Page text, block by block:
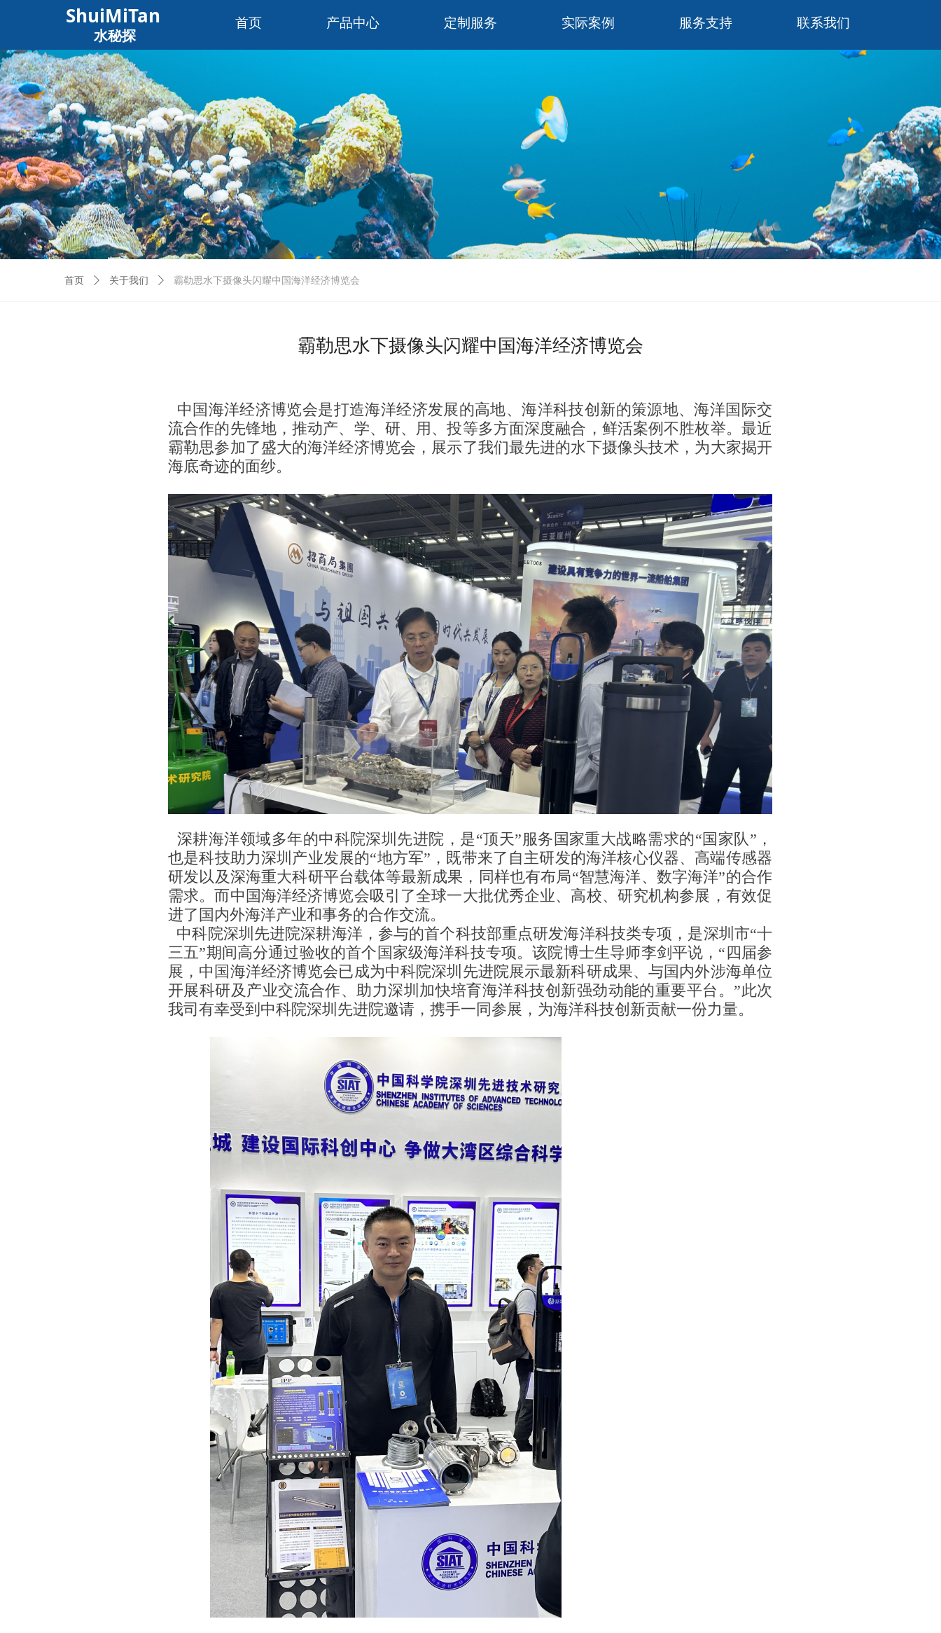
首页 产品中心 定制服务 实际案例 服务支持 联系我们
ShuiMiTan
水秘探
霸勒思水下摄像头闪耀中国海洋经济博览会
中国海洋经济博览会是打造海洋经济发展的高地、海洋科技创新的策源地、海洋国际交
流合作的先锋地，推动产、学、研、用、投等多方面深度融合，鲜活案例不胜枚举。最近
霸勒思参加了盛大的海洋经济博览会，展示了我们最先进的水下摄像头技术，为大家揭开
海底奇迹的面纱。
深耕海洋领域多年的中科院深圳先进院，是“顶天”服务国家重大战略需求的“国家队”，
也是科技助力深圳产业发展的“地方军”，既带来了自主研发的海洋核心仪器、高端传感器
研发以及深海重大科研平台载体等最新成果，同样也有布局“智慧海洋、数字海洋”的合作
需求。而中国海洋经济博览会吸引了全球一大批优秀企业、高校、研究机构参展，有效促
进了国内外海洋产业和事务的合作交流。
中科院深圳先进院深耕海洋，参与的首个科技部重点研发海洋科技类专项，是深圳市“十
三五”期间高分通过验收的首个国家级海洋科技专项。该院博士生导师李剑平说，“四届参
展，中国海洋经济博览会已成为中科院深圳先进院展示最新科研成果、与国内外涉海单位
开展科研及产业交流合作、助力深圳加快培育海洋科技创新强劲动能的重要平台。”此次
我司有幸受到中科院深圳先进院邀请，携手一同参展，为海洋科技创新贡献一份力量。
首页 ꄲ 关于我们 ꄲ 霸勒思水下摄像头闪耀中国海洋经济博览会